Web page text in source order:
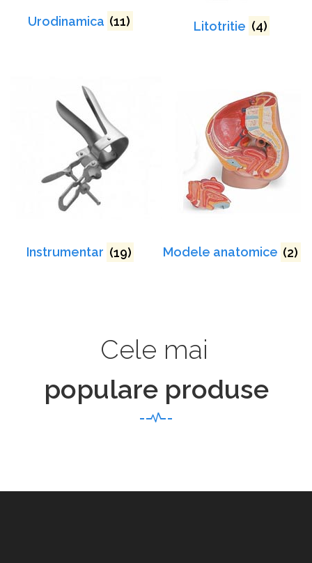
Urodinamica (11) Litotritie (4)
Instrumentar (19) Modele anatomice (2)
Cele mai
populare produse